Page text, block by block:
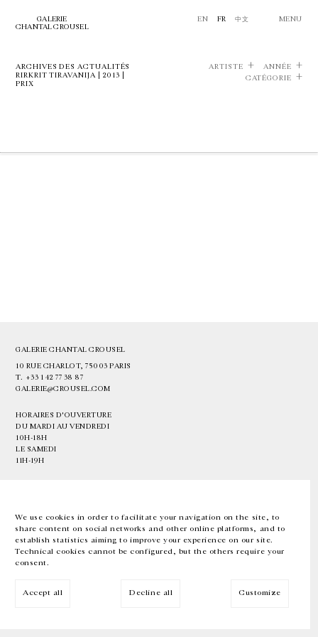
We use cookies in order to facilitate your navigation on the site, to
share content on social networks and other online platforms, and to
establish statistics aiming to improve your experience on our site.
Technical cookies cannot be configured, but the others require your
consent.
Accept all Decline all Customize
GALERIE
CHANTAL CROUSEL
EN FR 中文 MENU
ARCHIVES DES ACTUALITÉS
RIRKRIT TIRAVANIJA | 2013 |
PRIX
ARTISTE
ANNÉE
CATÉGORIE
GALERIE CHANTAL CROUSEL
10 RUE CHARLOT, 75003 PARIS
T. +33 1 42 77 38 87
GALERIE@CROUSEL.COM
HORAIRES D'OUVERTURE
DU MARDI AU VENDREDI
10H-18H
LE SAMEDI
11H-19H
EN FR 中文 Facebook Instagram
Inscrivez-vous à notre newsletter